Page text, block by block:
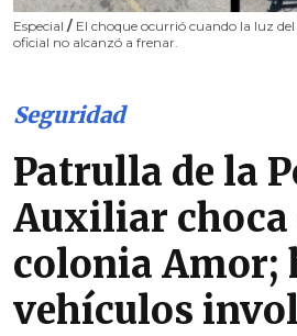
Especial / El choque ocurrió cuando la luz
oficial no alcanzó a frenar.
Seguridad
Patrulla de la
Auxiliar choca
colonia Amor;
vehículos